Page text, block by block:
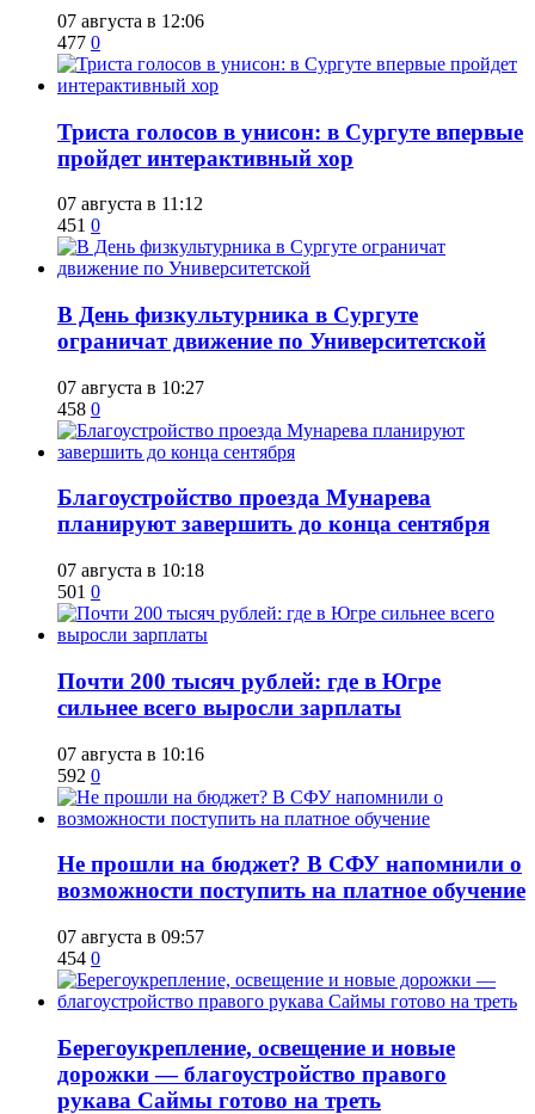
07 августа в 12:06
477 0
​Триста голосов в унисон: в Сургуте впервые
пройдет интерактивный хор
07 августа в 11:12
451 0
​В День физкультурника в Сургуте
ограничат движение по Университетской
07 августа в 10:27
458 0
Благоустройство проезда Мунарева
планируют завершить до конца сентября
07 августа в 10:18
501 0
​Почти 200 тысяч рублей: где в Югре
сильнее всего выросли зарплаты
07 августа в 10:16
592 0
Не прошли на бюджет? В СФУ напомнили о
возможности поступить на платное обучение
07 августа в 09:57
454 0
Берегоукрепление, освещение и новые
дорожки — благоустройство правого
рукава Саймы готово на треть